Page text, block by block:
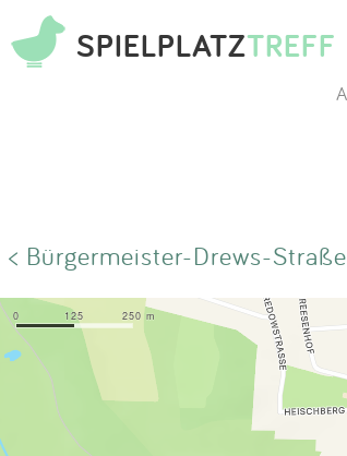
SPIELPLATZTREFF
< Bürgermeister-Drews-Straße